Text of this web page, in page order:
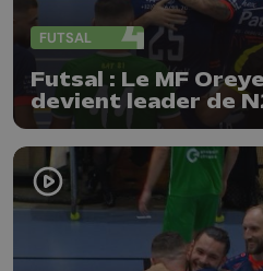
FUTSAL
Futsal : Le MF
devient leader de
Verviers !